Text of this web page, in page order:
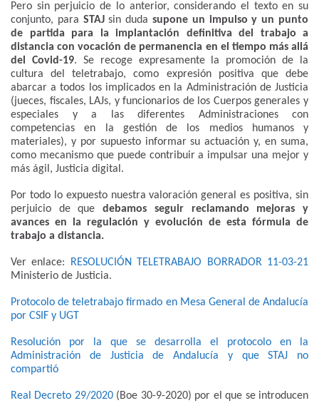
Pero sin perjuicio de lo anterior, considerando el texto en su
conjunto, para STAJsin dudasupone un impulso y un punto
de partida para la implantación definitiva del trabajo a
distancia con vocación de permanencia en el tiempo más allá
del Covid-19. Se recoge expresamente la promoción de la
cultura del teletrabajo, como expresión positiva que debe
abarcar a todos los implicados en la Administración de Justicia
(jueces, fiscales, LAJs, y funcionarios de los Cuerpos generales y
especiales y a las diferentes Administraciones con
competencias en la gestión de los medios humanos y
materiales), y por supuesto informar su actuación y, en suma,
como mecanismo que puede contribuir a impulsar una mejor y
más ágil, Justicia digital.
Por todo lo expuesto nuestra valoración general es positiva, sin
perjuicio de quedebamos seguir reclamando mejoras y
avances en la regulación y evolución de esta fórmula de
trabajo a distancia.
Ver enlace: RESOLUCIÓN TELETRABAJO BORRADOR 11-03-21
Ministerio de Justicia.
Protocolo de teletrabajo firmado en Mesa General de Andalucía
por CSIF y UGT
Resolución por la que se desarrolla el protocolo en la
Administración de Justicia de Andalucía y que STAJ no
compartió
Real Decreto 29/2020(Boe 30-9-2020) por el que se introducen